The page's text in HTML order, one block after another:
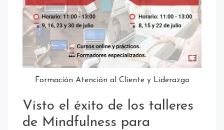
Formación Atención al Cliente y Liderazgo
Visto el éxito de los talleres
de Mindfulness para